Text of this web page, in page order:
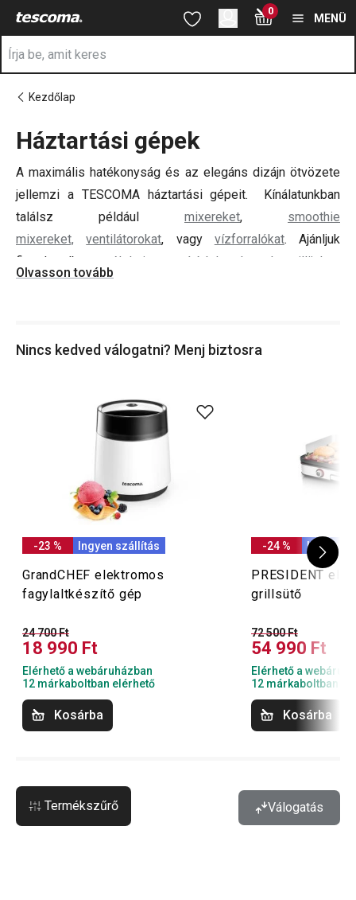
Ugrás a fő tartalomhoz
Ugrás a kereséshez
Ugrás a navigációhoz 0
MENÜ
Kezdőlap
Háztartási gépek
A maximális hatékonyság és az elegáns dizájn ötvözete
jellemzi a TESCOMA háztartási gépeit. Kínálatunkban
találsz például mixereket, smoothie
mixereket,
ventilátorokat, vagy vízforralókat. Ajánljuk
figyelmedbe az
élelmiszerszárítónkat kontakt grillünket
szendvicssütőnket
cseh márkájú háztartási gépek segítségével.
Olvasson tovább
Nincs kedved válogatni? Menj biztosra
-23 % Ingyen szállítás
GrandCHEF elektromos
fagylaltkészítő gép
24 700 Ft
18 990 Ft
Elérhető a webáruházban
12 márkaboltban elérhető
Kosárba
-24 % Ingyen
PRESIDENT
grillsütő
72 500 Ft
54 990 Ft
Elérhető a
12 márkaboltban
Kosárba
Termékszűrő Válogatás